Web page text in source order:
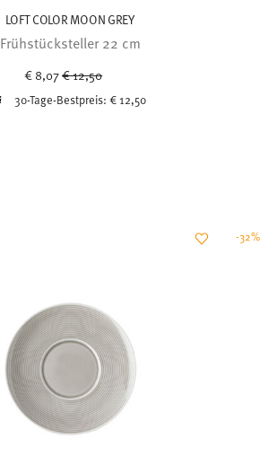
LOFT COLOR MOON GREY
Frühstücksteller 22 cm
€ 8,07Price reduced from
€ 12,50
30-Tage-Bestpreis: € 12,50
-32%